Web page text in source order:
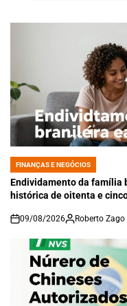
POSTED
IN
FINANÇAS E NEGÓCIOS
Endividamento da família
histórica de oitenta e
on
09/08/2026 Roberto Zago